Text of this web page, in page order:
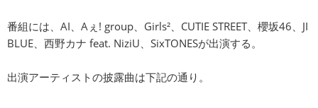
番組には、AI、Aぇ! group、Girls²、CUTIE STREET、櫻坂46、JI
BLUE、西野カナ feat. NiziU、SixTONESが出演する。
出演アーティストの披露曲は下記の通り。